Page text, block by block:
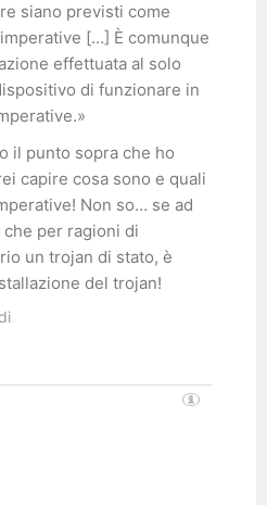
siano previsti come
[…] È comunque
effettuata al solo
di funzionare in
il punto sopra che ho
capire cosa sono e quali
Non so… se ad
per ragioni di
un trojan di stato, è
del trojan!